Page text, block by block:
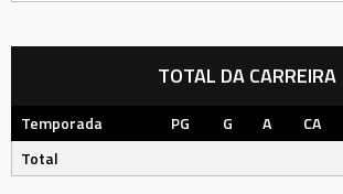
TOTAL DA CARREIRA
Temporada PG G A CA
Total